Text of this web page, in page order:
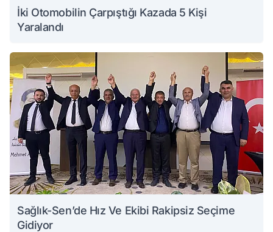
İki Otomobilin Çarpıştığı Kazada 5 Kişi
Yaralandı
Sağlık-Sen’de Hız Ve Ekibi Rakipsiz Seçime
Gidiyor